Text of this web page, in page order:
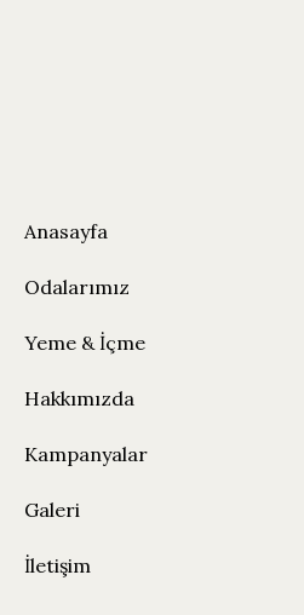
Anasayfa
Odalarımız
Yeme & İçme
Hakkımızda
Kampanyalar
Galeri
İletişim